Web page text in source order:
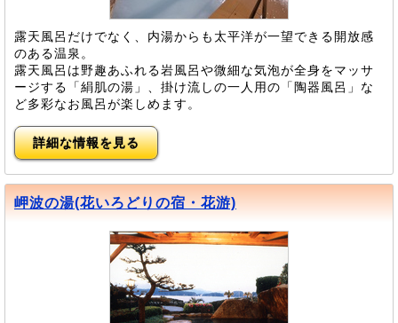
露天風呂だけでなく、内湯からも太平洋が一望できる開放感
のある温泉。
露天風呂は野趣あふれる岩風呂や微細な気泡が全身をマッサ
ージする「絹肌の湯」、掛け流しの一人用の「陶器風呂」な
ど多彩なお風呂が楽しめます。
詳細な情報を見る
岬波の湯(花いろどりの宿・花游)